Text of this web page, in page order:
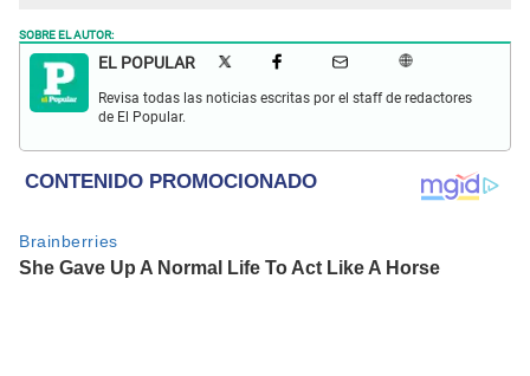
SOBRE EL AUTOR:
EL POPULAR
Revisa todas las noticias escritas por el staff de redactores
de El Popular.